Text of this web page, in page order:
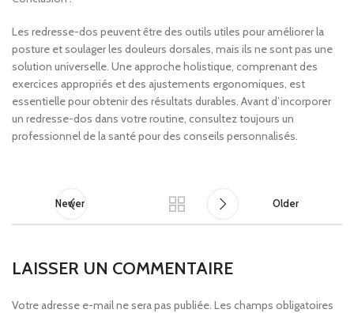
Les redresse-dos peuvent être des outils utiles pour améliorer la
posture et soulager les douleurs dorsales, mais ils ne sont pas une
solution universelle. Une approche holistique, comprenant des
exercices appropriés et des ajustements ergonomiques, est
essentielle pour obtenir des résultats durables. Avant d’incorporer
un redresse-dos dans votre routine, consultez toujours un
professionnel de la santé pour des conseils personnalisés.
Newer Older
LAISSER UN COMMENTAIRE
Votre adresse e-mail ne sera pas publiée. Les champs obligatoires